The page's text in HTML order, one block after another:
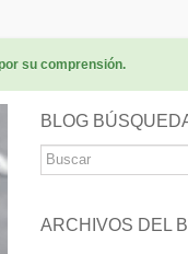
su comprensión.
BLOG
ARCHIVOS DEL